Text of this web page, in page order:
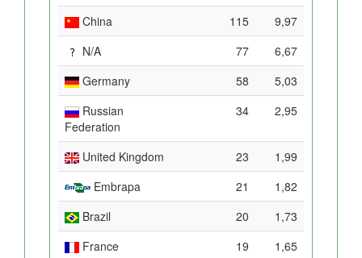
China 115
9,97
N/A
77
6,67
Germany
58
5,03
Russian
Federation
34 2,95
United Kingdom 23
1,99
Embrapa
21
1,82
Brazil
20
1,73
France
19
1,65